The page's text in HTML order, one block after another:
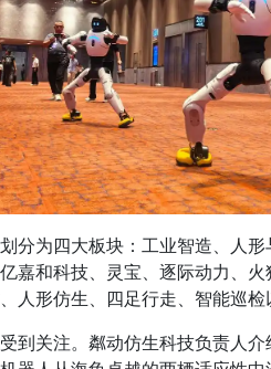
分为四大板块：工业智造、人
嘉和科技、灵宝、逐际动力、
人形仿生、四足行走、智能巡检
到关注。粼动仿生科技负责人